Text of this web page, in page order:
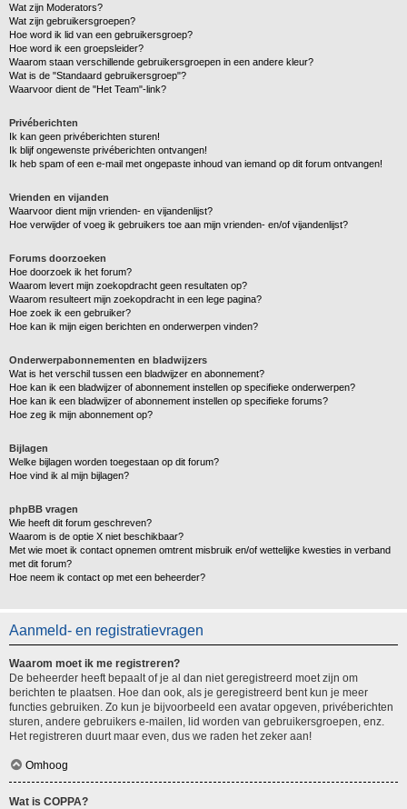
Wat zijn Moderators?
Wat zijn gebruikersgroepen?
Hoe word ik lid van een gebruikersgroep?
Hoe word ik een groepsleider?
Waarom staan verschillende gebruikersgroepen in een andere kleur?
Wat is de "Standaard gebruikersgroep"?
Waarvoor dient de "Het Team"-link?
Privéberichten
Ik kan geen privéberichten sturen!
Ik blijf ongewenste privéberichten ontvangen!
Ik heb spam of een e-mail met ongepaste inhoud van iemand op dit forum ontvangen!
Vrienden en vijanden
Waarvoor dient mijn vrienden- en vijandenlijst?
Hoe verwijder of voeg ik gebruikers toe aan mijn vrienden- en/of vijandenlijst?
Forums doorzoeken
Hoe doorzoek ik het forum?
Waarom levert mijn zoekopdracht geen resultaten op?
Waarom resulteert mijn zoekopdracht in een lege pagina?
Hoe zoek ik een gebruiker?
Hoe kan ik mijn eigen berichten en onderwerpen vinden?
Onderwerpabonnementen en bladwijzers
Wat is het verschil tussen een bladwijzer en abonnement?
Hoe kan ik een bladwijzer of abonnement instellen op specifieke onderwerpen?
Hoe kan ik een bladwijzer of abonnement instellen op specifieke forums?
Hoe zeg ik mijn abonnement op?
Bijlagen
Welke bijlagen worden toegestaan op dit forum?
Hoe vind ik al mijn bijlagen?
phpBB vragen
Wie heeft dit forum geschreven?
Waarom is de optie X niet beschikbaar?
Met wie moet ik contact opnemen omtrent misbruik en/of wettelijke kwesties in verband
met dit forum?
Hoe neem ik contact op met een beheerder?
Aanmeld- en registratievragen
Waarom moet ik me registreren?
De beheerder heeft bepaalt of je al dan niet geregistreerd moet zijn om
berichten te plaatsen. Hoe dan ook, als je geregistreerd bent kun je meer
functies gebruiken. Zo kun je bijvoorbeeld een avatar opgeven, privéberichten
sturen, andere gebruikers e-mailen, lid worden van gebruikersgroepen, enz.
Het registreren duurt maar even, dus we raden het zeker aan!
Omhoog
Wat is COPPA?